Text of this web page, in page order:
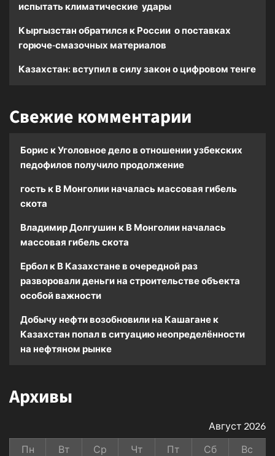
испытать климатические удары
Кыргызстан обратился к России о поставках
горюче-смазочных материалов
Казахстан: вступил в силу закон о цифровом тенге
Свежие комментарии
Борис кУголовное дело в отношении узбекских
педофилов получило продолжение
гость к В Монголии началась массовая гибель
скота
Владимир Долгушин к В Монголии началась
массовая гибель скота
Ербол к В Казахстане в очередной раз
разворовали деньги на строительстве объекта
особой важности
Добычу нефти возобновили на Кашагане к
Казахстан попал в ситуацию неопределённости
на нефтяном рынке
Архивы
Август 2026
Пн
Вт Ср Чт Пт Сб
Вс